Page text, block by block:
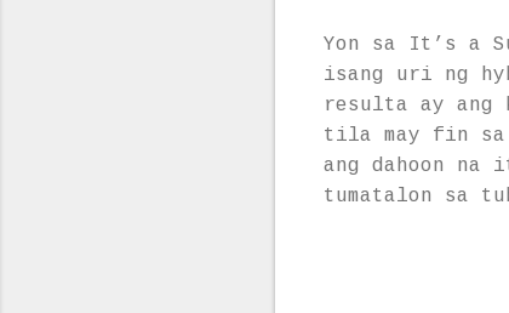
Yon sa It’s a
isang uri ng
resulta ay ang
tila may fin sa
ang dahoon
tumatalon sa